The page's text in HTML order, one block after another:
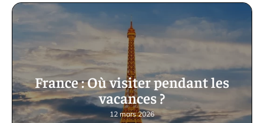
France : Où visiter pendant les
vacances ?
12 mars 2026